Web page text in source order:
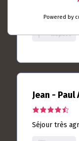
Powered by
rating
Crotoy que je
Report
Jean - Paul
4.5
rating
based
Séjour très